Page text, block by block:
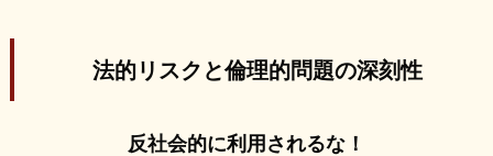
法的リスクと倫理的問題の深刻性
反社会的に利用されるな！